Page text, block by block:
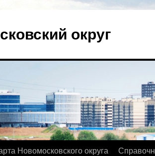
округ
Новомосковского округа